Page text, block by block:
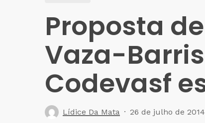
Proposta
Vaza-
Codevasf
Lídice Da Mata 26 de julho de 2014